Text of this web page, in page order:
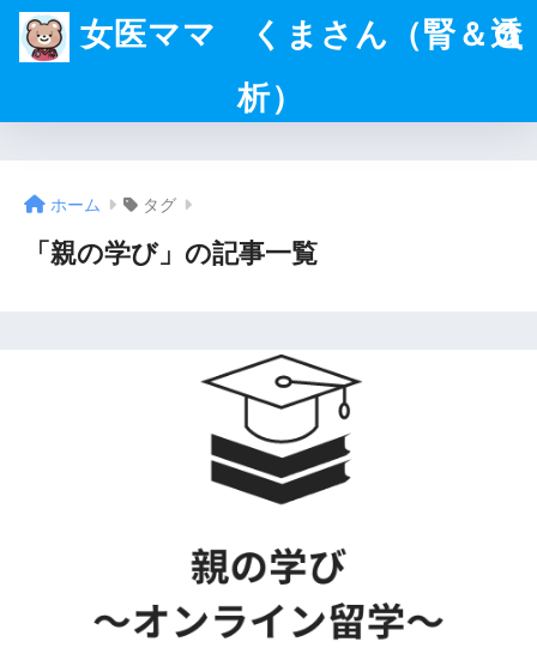
女医ママ くまさん（腎＆透
析）
ホーム タグ
「親の学び」の記事一覧